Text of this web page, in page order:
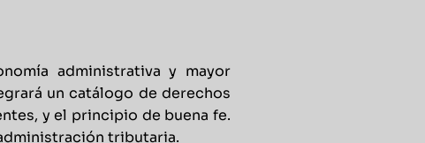
administrativa y mayor
un catálogo de derechos
y el principio de buena fe.
tributaria.